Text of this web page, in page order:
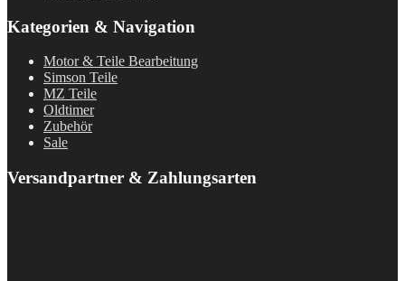
Kategorien & Navigation
Motor & Teile Bearbeitung
Simson Teile
MZ Teile
Oldtimer
Zubehör
Sale
Versandpartner & Zahlungsarten